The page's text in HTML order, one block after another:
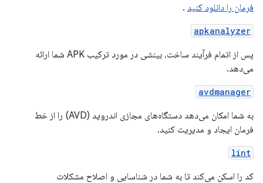
فرمان را دانلود کنید .
apkanalyzer
پس از اتمام فرآیند ساخت، بینشی در مورد ترکیب APK شما ارائه
می‌دهد.
avdmanager
به شما امکان می‌دهد دستگاه‌های مجازی اندروید (AVD) را از خط
فرمان ایجاد و مدیریت کنید.
lint
کد را اسکن می‌کند تا به شما در شناسایی و اصلاح مشکلات